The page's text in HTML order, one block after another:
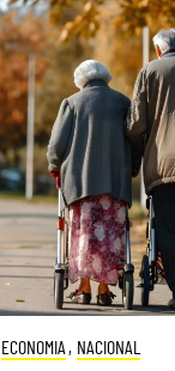
ECONOMIA , NACIONAL